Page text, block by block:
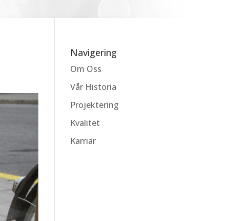
Navigering
Om Oss
Vår Historia
Projektering
Kvalitet
Karriär